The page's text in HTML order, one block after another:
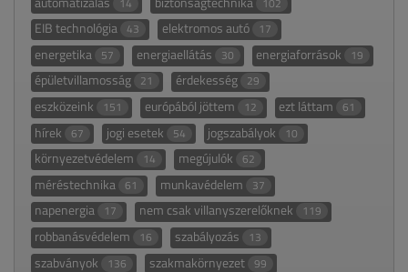
EIB technológia 43 elektromos autó 17
energetika 57 energiaellátás 30 energiaforrások 19
épületvillamosság 21 érdekesség 29
eszközeink 151 európából jöttem 12 ezt láttam 61
hírek 67 jogi esetek 54 jogszabályok 10
környezetvédelem 14 megújulók 62
méréstechnika 61 munkavédelem 37
napenergia 17 nem csak villanyszerelőknek 119
robbanásvédelem 16 szabályozás 13
szabványok 136 szakmakörnyezet 99